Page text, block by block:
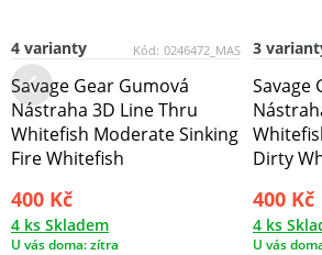
Kód: 0246472_MAS
4 varianty
Savage Gear Gumová
Nástraha 3D Line Thru
Whitefish Moderate Sinking
Fire Whitefish
400 Kč
4 ks Skladem
U vás doma: zítra
3
Savage
Dirty
400 Kč
4 ks
U vás